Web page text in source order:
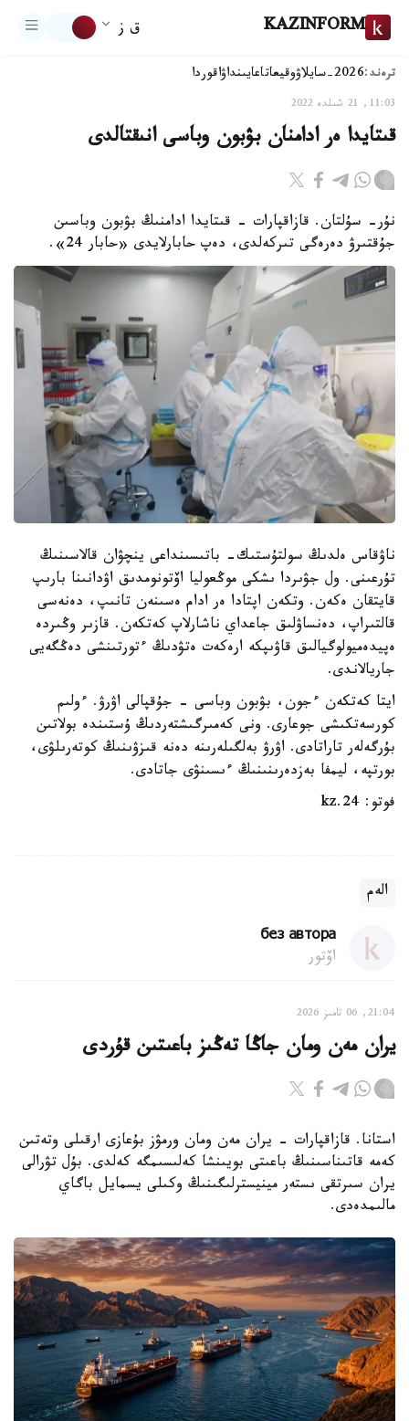
KAZINFORM ق ز
ترەند:2026-سايلاۋ وقيعاتاعايىنداۋاقوردا
11:03, 21 شىلدە 2022
قىتايدا ەر ادامنان بۋبون وباسى انىقتالدى
نۇر- سۇلتان. قازاقپارات - قىتايدا ادامنىڭ بۋبون وباسىن
جۇقتىرۋ دەرەگى تىركەلدى، دەپ حابارلايدى «حابار 24».
ناۋقاس ەلدىڭ سولتۇستىك- باتىسىنداعى ينچۋان قالاسىنىڭ
تۇرعىنى. ول جۋىردا ىشكى موڭعوليا اۆتونومدىق اۋدانىنا بارىپ
قايتقان ەكەن. وتكەن اپتادا ەر ادام ەسىنەن تانىپ، دەنەسى
قالتىراپ، دەنساۋلىق جاعداي ناشارلاپ كەتكەن. قازىر وڭىردە
ەپيدەميولوگيالىق قاۋىپكە ارەكەت ەتۋدىڭ ءتورتىنشى دەڭگەيى
جاريالاندى.
ايتا كەتكەن ءجون، بۋبون وباسى - جۇقپالى اۋرۋ. ءولىم
كورسەتكىشى جوعارى. ونى كەمىرگىشتەردىڭ ۇستىندە بولاتىن
بۇرگەلەر تاراتادى. اۋرۋ بەلگىلەرىنە دەنە قىزۋىنىڭ كوتەرىلۋى،
بورتپە، ليمفا بەزدەرىنىنىڭ ءىسىنۋى جاتادى.
فوتو: 24.kz
الەم
без автора
اۆتور
21:04, 06 تامىز 2026
يران مەن ومان جاڭا تەڭىز باعىتىن قۇردى
استانا. قازاقپارات - يران مەن ومان ورمۋز بۇعازى ارقىلى وتەتىن
كەمە قاتىناسىنىڭ باعىتى بويىنشا كەلىسىمگە كەلدى. بۇل تۋرالى
يران سىرتقى ىستەر مينيسترلىگىنىڭ وكىلى يسمايل باگاي
مالىمدەدى.